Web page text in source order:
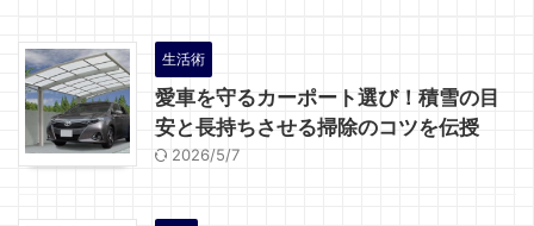
生活術
愛車を守るカーポート選び！積雪の目
安と長持ちさせる掃除のコツを伝授
2026/5/7